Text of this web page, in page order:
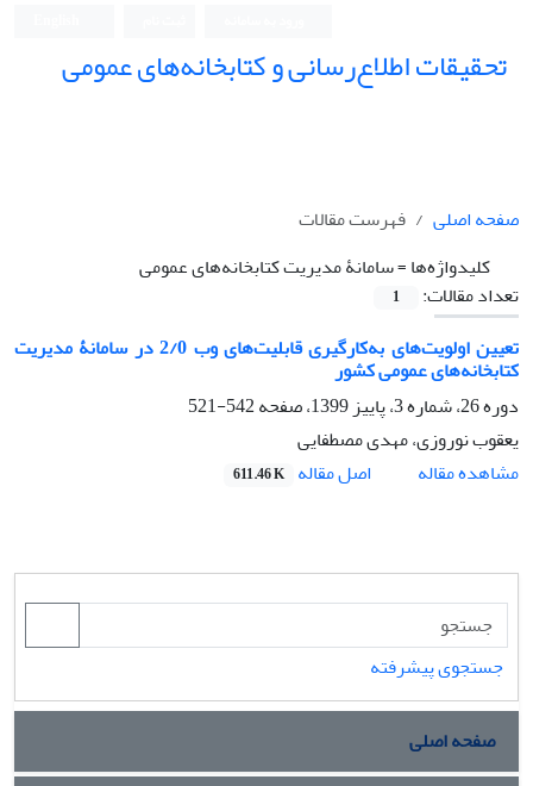
تحقیقات اطلاع‌رسانی و کتابخانه‌های عمومی
صفحه اصلی
فهرست مقالات
کلیدواژه‌ها =سامانۀ مدیریت کتابخانه‌های عمومی
تعداد مقالات:
1
تعیین اولویت‌های به‌کارگیری قابلیت‌های وب 2/0 در سامانۀ مدیریت
کتابخانه‌های عمومی کشور
دوره 26، شماره 3، پاییز 1399، صفحه
542-521
یعقوب نوروزی، مهدی مصطفایی
مشاهده مقاله
اصل مقاله 611.46 K
جستجوی پیشرفته
صفحه اصلی